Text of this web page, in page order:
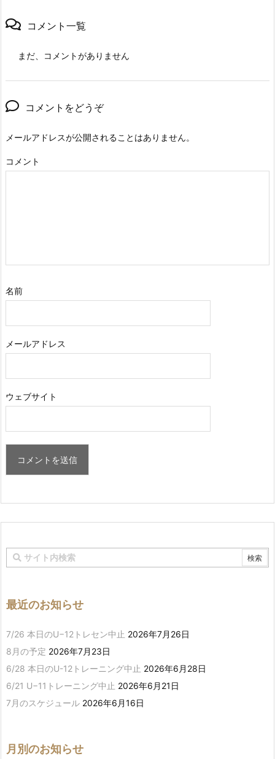
コメント一覧
まだ、コメントがありません
コメントをどうぞ
メールアドレスが公開されることはありません。
コメント
名前
メールアドレス
ウェブサイト
最近のお知らせ
7/26 本日のU−12トレセン中止 2026年7月26日
8月の予定 2026年7月23日
6/28 本日のU-12トレーニング中止 2026年6月28日
6/21 U−11トレーニング中止 2026年6月21日
7月のスケジュール 2026年6月16日
月別のお知らせ